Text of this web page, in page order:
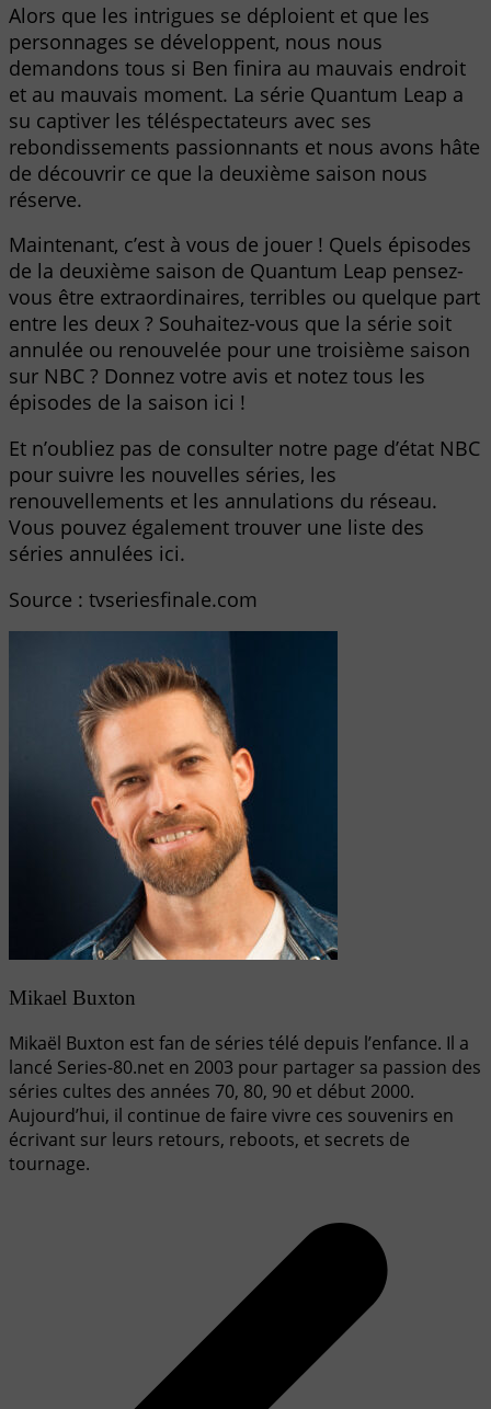
Alors que les intrigues se déploient et que les
personnages se développent, nous nous
demandons tous si Ben finira au mauvais endroit
et au mauvais moment. La série Quantum Leap a
su captiver les téléspectateurs avec ses
rebondissements passionnants et nous avons hâte
de découvrir ce que la deuxième saison nous
réserve.
Maintenant, c’est à vous de jouer ! Quels épisodes
de la deuxième saison de Quantum Leap pensez-
vous être extraordinaires, terribles ou quelque part
entre les deux ? Souhaitez-vous que la série soit
annulée ou renouvelée pour une troisième saison
sur NBC ? Donnez votre avis et notez tous les
épisodes de la saison ici !
Et n’oubliez pas de consulter notre page d’état NBC
pour suivre les nouvelles séries, les
renouvellements et les annulations du réseau.
Vous pouvez également trouver une liste des
séries annulées ici.
Source : tvseriesfinale.com
Mikael Buxton
Mikaël Buxton est fan de séries télé depuis l’enfance. Il a
lancé Series-80.net en 2003 pour partager sa passion des
séries cultes des années 70, 80, 90 et début 2000.
Aujourd’hui, il continue de faire vivre ces souvenirs en
écrivant sur leurs retours, reboots, et secrets de
tournage.